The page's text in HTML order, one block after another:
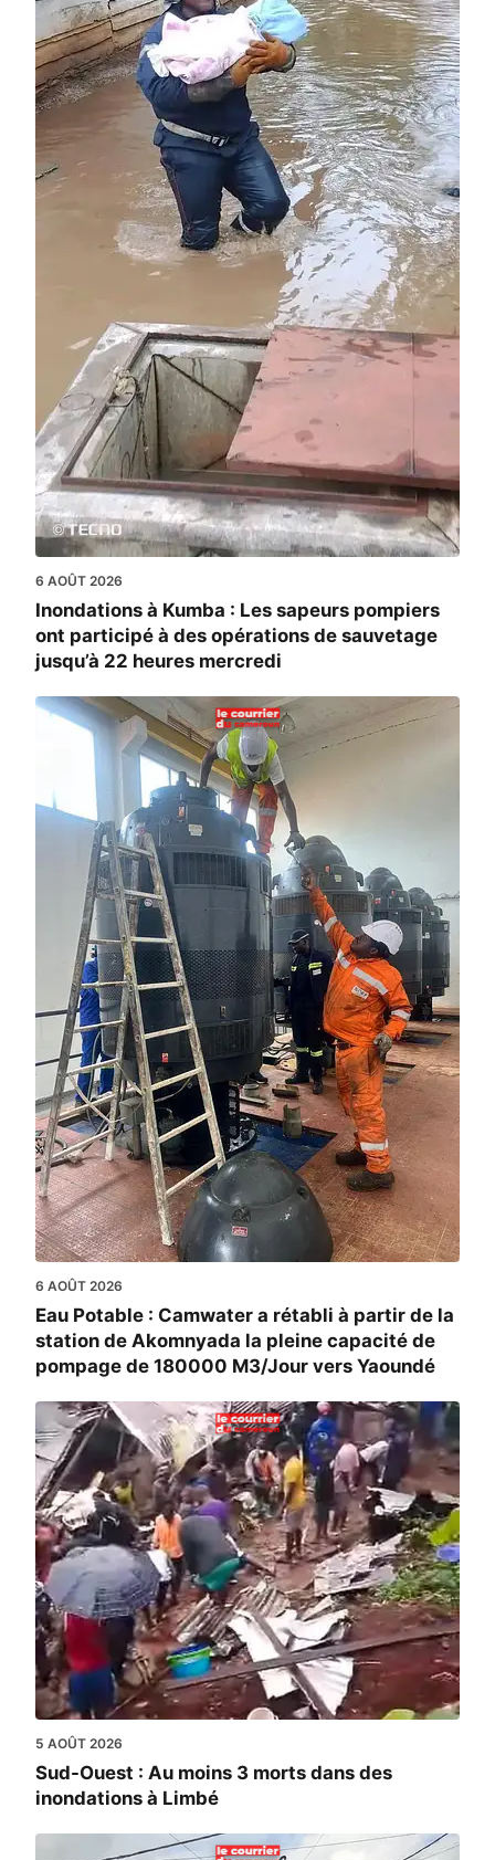
6 AOÛT 2026
Inondations à Kumba : Les sapeurs pompiers
ont participé à des opérations de sauvetage
jusqu’à 22 heures mercredi
6 AOÛT 2026
Eau Potable : Camwater a rétabli à partir de la
station de Akomnyada la pleine capacité de
pompage de 180000 M3/Jour vers Yaoundé
5 AOÛT 2026
Sud-Ouest : Au moins 3 morts dans des
inondations à Limbé